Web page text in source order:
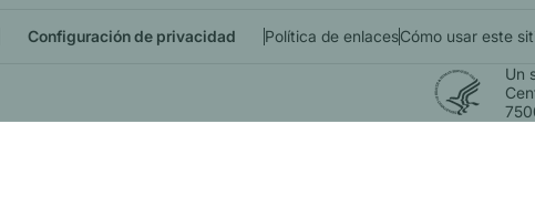
Configuración de privacidad Política de enlacesCómo usar este
Un